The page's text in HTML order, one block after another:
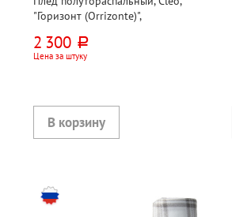
"Горизонт (Orrizonte)",
2 300 руб.
Цена за штуку